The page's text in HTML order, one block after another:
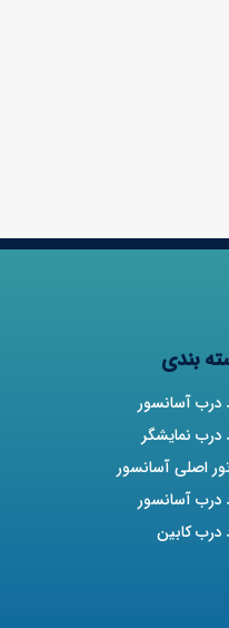
بندی
درب آسانسور
درب نمایشگر
اصلی آسانسور
درب آسانسور
درب کابین